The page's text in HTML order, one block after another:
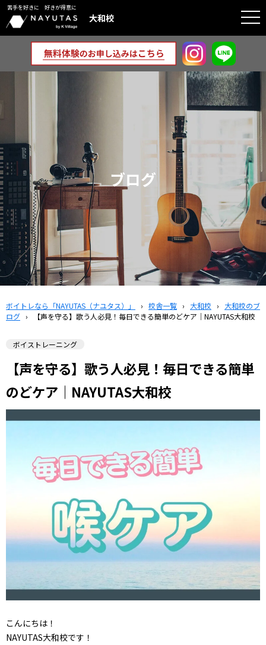
苦手を好きに 好きが得意に
大和校
ブログ
ボイトレなら「NAYUTAS（ナユタス）」 › 校舎一覧 › 大和校 ›
大和校のブ
ログ › 【声を守る】歌う人必見！毎日できる簡単のどケア｜NAYUTAS大和校
ボイストレーニング
【声を守る】歌う人必見！毎日できる簡単
のどケア｜NAYUTAS大和校
こんにちは！
NAYUTAS大和校です！